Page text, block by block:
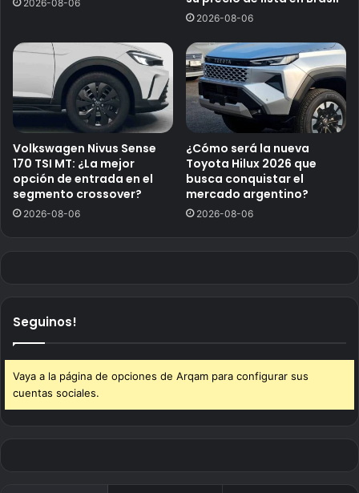
2026-08-06
2026-08-06
Volkswagen Nivus Sense
170 TSI MT: ¿La mejor
opción de entrada en el
segmento crossover?
2026-08-06
¿Cómo será la nueva
Toyota Hilux 2026 que
busca conquistar el
mercado argentino?
2026-08-06
Seguinos!
Vaya a la página de opciones de Arqam para configurar sus
cuentas sociales.